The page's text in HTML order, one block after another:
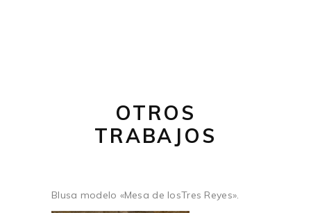
OTROS
TRABAJOS
Blusa modelo «Mesa de losTres Reyes».